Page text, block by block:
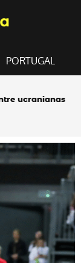
PORTUGAL
ucranianas